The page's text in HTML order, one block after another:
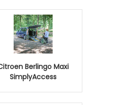
Berlingo Maxi
SimplyAccess